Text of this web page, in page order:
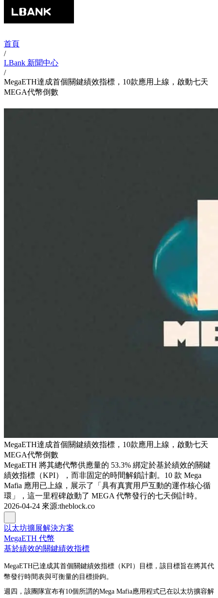
首頁
/
LBank 新聞中心
/
MegaETH達成首個關鍵績效指標，10款應用上線，啟動七天
MEGA代幣倒數
MegaETH達成首個關鍵績效指標，10款應用上線，啟動七天
MEGA代幣倒數
MegaETH 將其總代幣供應量的 53.3% 綁定於基於績效的關鍵
績效指標（KPI），而非固定的時間解鎖計劃。10 款 Mega
Mafia 應用已上線，展示了「具有真實用戶互動的運作核心循
環」，這一里程碑啟動了 MEGA 代幣發行的七天倒計時。
2026-04-24 來源:theblock.co
以太坊擴展解決方案
MegaETH 代幣
基於績效的關鍵績效指標
MegaETH已達成其首個關鍵績效指標（KPI）目標，該目標旨在將其代
幣發行時間表與可衡量的目標掛鉤。
週四，該團隊宣布有10個所謂的Mega Mafia應用程式已在以太坊擴容解